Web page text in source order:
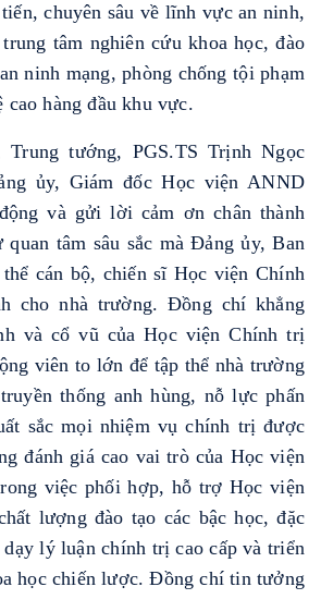
chuyên sâu về lĩnh vực an ninh,
tâm nghiên cứu khoa học, đào
ninh mạng, phòng chống tội phạm
cao hàng đầu khu vực.
Trung tướng, PGS.TS Trịnh Ngọc
ủy, Giám đốc Học viện ANND
và gửi lời cảm ơn chân thành
tâm sâu sắc mà Đảng ủy, Ban
cán bộ, chiến sĩ Học viện Chính
cho nhà trường. Đồng chí khẳng
và cổ vũ của Học viện Chính trị
viên to lớn để tập thể nhà trường
thống anh hùng, nỗ lực phấn
sắc mọi nhiệm vụ chính trị được
đánh giá cao vai trò của Học viện
việc phối hợp, hỗ trợ Học viện
lượng đào tạo các bậc học, đặc
lý luận chính trị cao cấp và triển
học chiến lược. Đồng chí tin tưởng